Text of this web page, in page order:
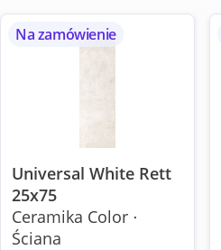
Universal White Rett
25x75
Ceramika Color ⋅
Ściana
Na zamówienie